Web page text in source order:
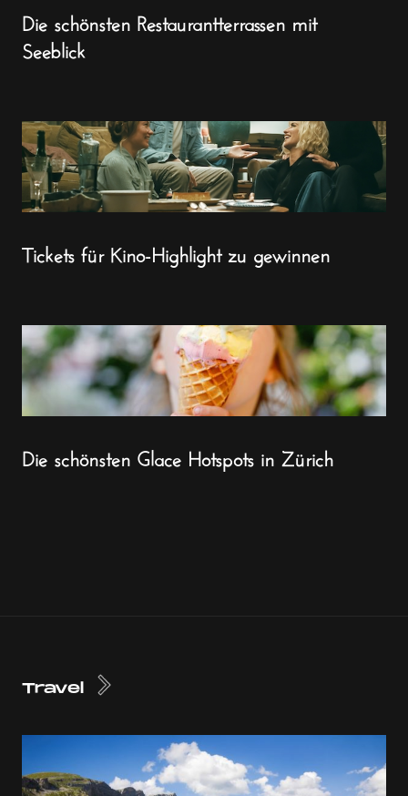
Die schönsten Restaurantterrassen mit
Seeblick
Tickets für Kino-Highlight zu gewinnen
Die schönsten Glace Hotspots in Zürich
Travel